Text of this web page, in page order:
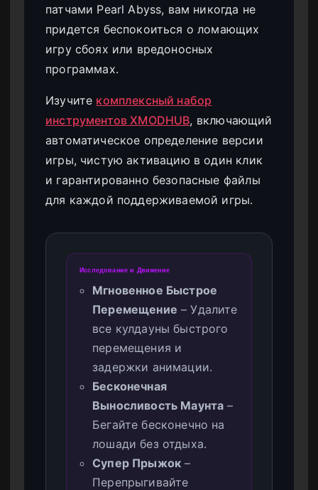
патчами Pearl Abyss, вам никогда не
придется беспокоиться о ломающих
игру сбоях или вредоносных
программах.
Изучите комплексный набор
инструментов XMODHUB, включающий
автоматическое определение версии
игры, чистую активацию в один клик
и гарантированно безопасные файлы
для каждой поддерживаемой игры.
Исследование и Движение
Мгновенное Быстрое
Перемещение – Удалите
все кулдауны быстрого
перемещения и
задержки анимации.
Бесконечная
Выносливость Маунта –
Бегайте бесконечно на
лошади без отдыха.
Супер Прыжок –
Перепрыгивайте